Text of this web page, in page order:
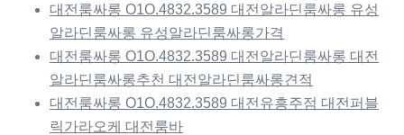
대전룸싸롱 O1O.4832.3589 대전알라딘룸싸롱 유성
알라딘룸싸롱 유성알라딘룸싸롱가격
대전룸싸롱 O1O.4832.3589 대전알라딘룸싸롱 대전
알라딘룸싸롱추천 대전알라딘룸싸롱견적
대전룸싸롱 O1O.4832.3589 대전유흥주점 대전퍼블
릭가라오케 대전룸바